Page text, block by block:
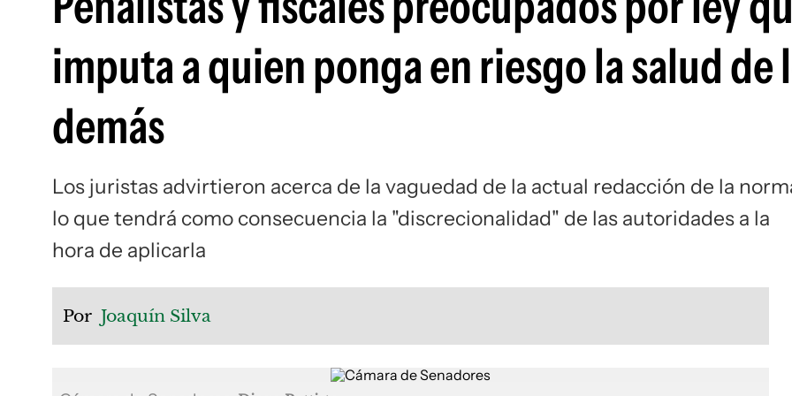
imputa a quien ponga en riesgo la salud de
demás
Los juristas advirtieron acerca de la vaguedad de la actual redacción de la
lo que tendrá como consecuencia la "discrecionalidad" de las autoridades a la
hora de aplicarla
Por Joaquín Silva